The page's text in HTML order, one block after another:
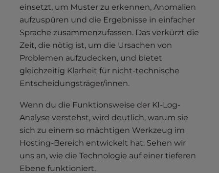
einsetzt, um Muster zu erkennen, Anomalien
aufzuspüren und die Ergebnisse in einfacher
Sprache zusammenzufassen. Das verkürzt die
Zeit, die nötig ist, um die Ursachen von
Problemen aufzudecken, und bietet
gleichzeitig Klarheit für nicht-technische
Entscheidungsträger/innen.
Wenn du die Funktionsweise der KI-Log-
Analyse verstehst, wird deutlich, warum sie
sich zu einem so mächtigen Werkzeug im
Hosting-Bereich entwickelt hat. Sehen wir
uns an, wie die Technologie auf einer tieferen
Ebene funktioniert.